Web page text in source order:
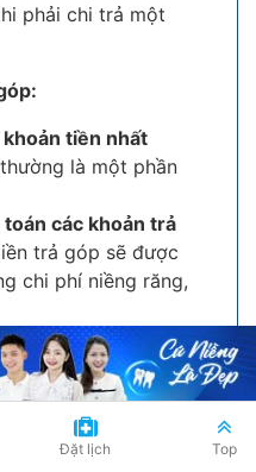
phải chi trả một
tiền nhất
là một phần
các khoản trả
trả góp sẽ được
chi phí niềng răng,
thức trả góp:
Có
khác nhau, bao
dụng, trả góp qua
trả góp trực tiếp
Đặt lịch Top